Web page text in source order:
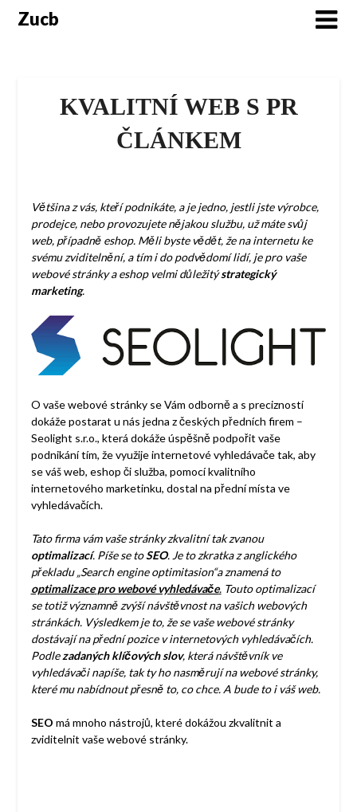
SkipZucb
KVALITNÍ WEB S PR
ČLÁNKEM
Většina z vás, kteří podnikáte, a je jedno, jestli jste výrobce,
prodejce, nebo provozujete nějakou službu, už máte svůj
web, případně eshop. Měli byste vědět, že na internetu ke
svému zviditelnění, a tím i do podvědomí lidí, je pro vaše
webové stránky a eshop velmi důležitýstrategický
marketing.
O vaše webové stránky se Vám odborně a s precizností
dokáže postarat u nás jedna z českých předních firem –
Seolight s.r.o., která dokáže úspěšně podpořit vaše
podnikání tím, že využije internetové vyhledávače tak, aby
se váš web, eshop či služba, pomocí kvalitního
internetového marketinku, dostal na přední místa ve
vyhledávačích.
Tato firma vám vaše stránky zkvalitní tak zvanou
optimalizací. Píše se toSEO. Je to zkratka z anglického
překladu „Search engine optimitasion“a znamená to
optimalizace pro webové vyhledávače.Touto optimalizací
se totiž významně zvýší návštěvnost na vašich webových
stránkách. Výsledkem je to, že se vaše webové stránky
dostávají na přední pozice v internetových vyhledávačích.
Podlezadaných klíčových slov, která návštěvník ve
vyhledávači napíše, tak ty ho nasměrují na webové stránky,
které mu nabídnout přesně to, co chce. A bude to i váš web.
SEO má mnoho nástrojů, které dokážou zkvalitnit a
zviditelnit vaše webové stránky.